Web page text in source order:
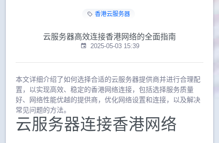
香港云服务器
云服务器高效连接香港网络的全面指南
2025-05-03 15:39
本文详细介绍了如何选择合适的云服务器提供商并进行合理配
置，以实现高效、稳定的香港网络连接，包括选择服务质量
好、网络性能优越的提供商，优化网络设置和连接，以及解决
常见问题的方法。
云服务器连接香港网络